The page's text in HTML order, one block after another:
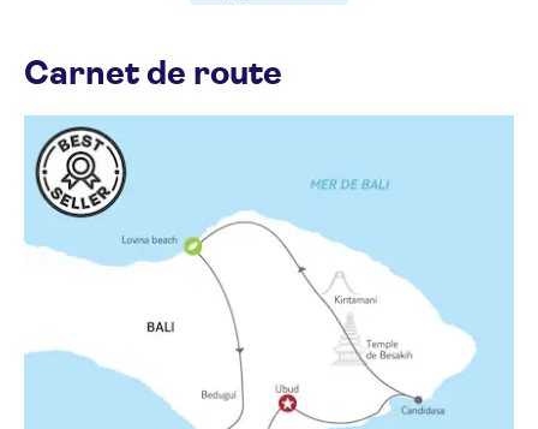
Carnet de route